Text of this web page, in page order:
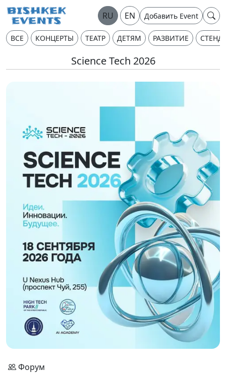
RU EN Добавить Event
ВСЕ КОНЦЕРТЫ ТЕАТР ДЕТЯМ РАЗВИТИЕ
Science Tech 2026
Форум